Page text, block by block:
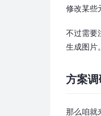
修改某些
不过需要
生成图片。
方案调
那么咱就